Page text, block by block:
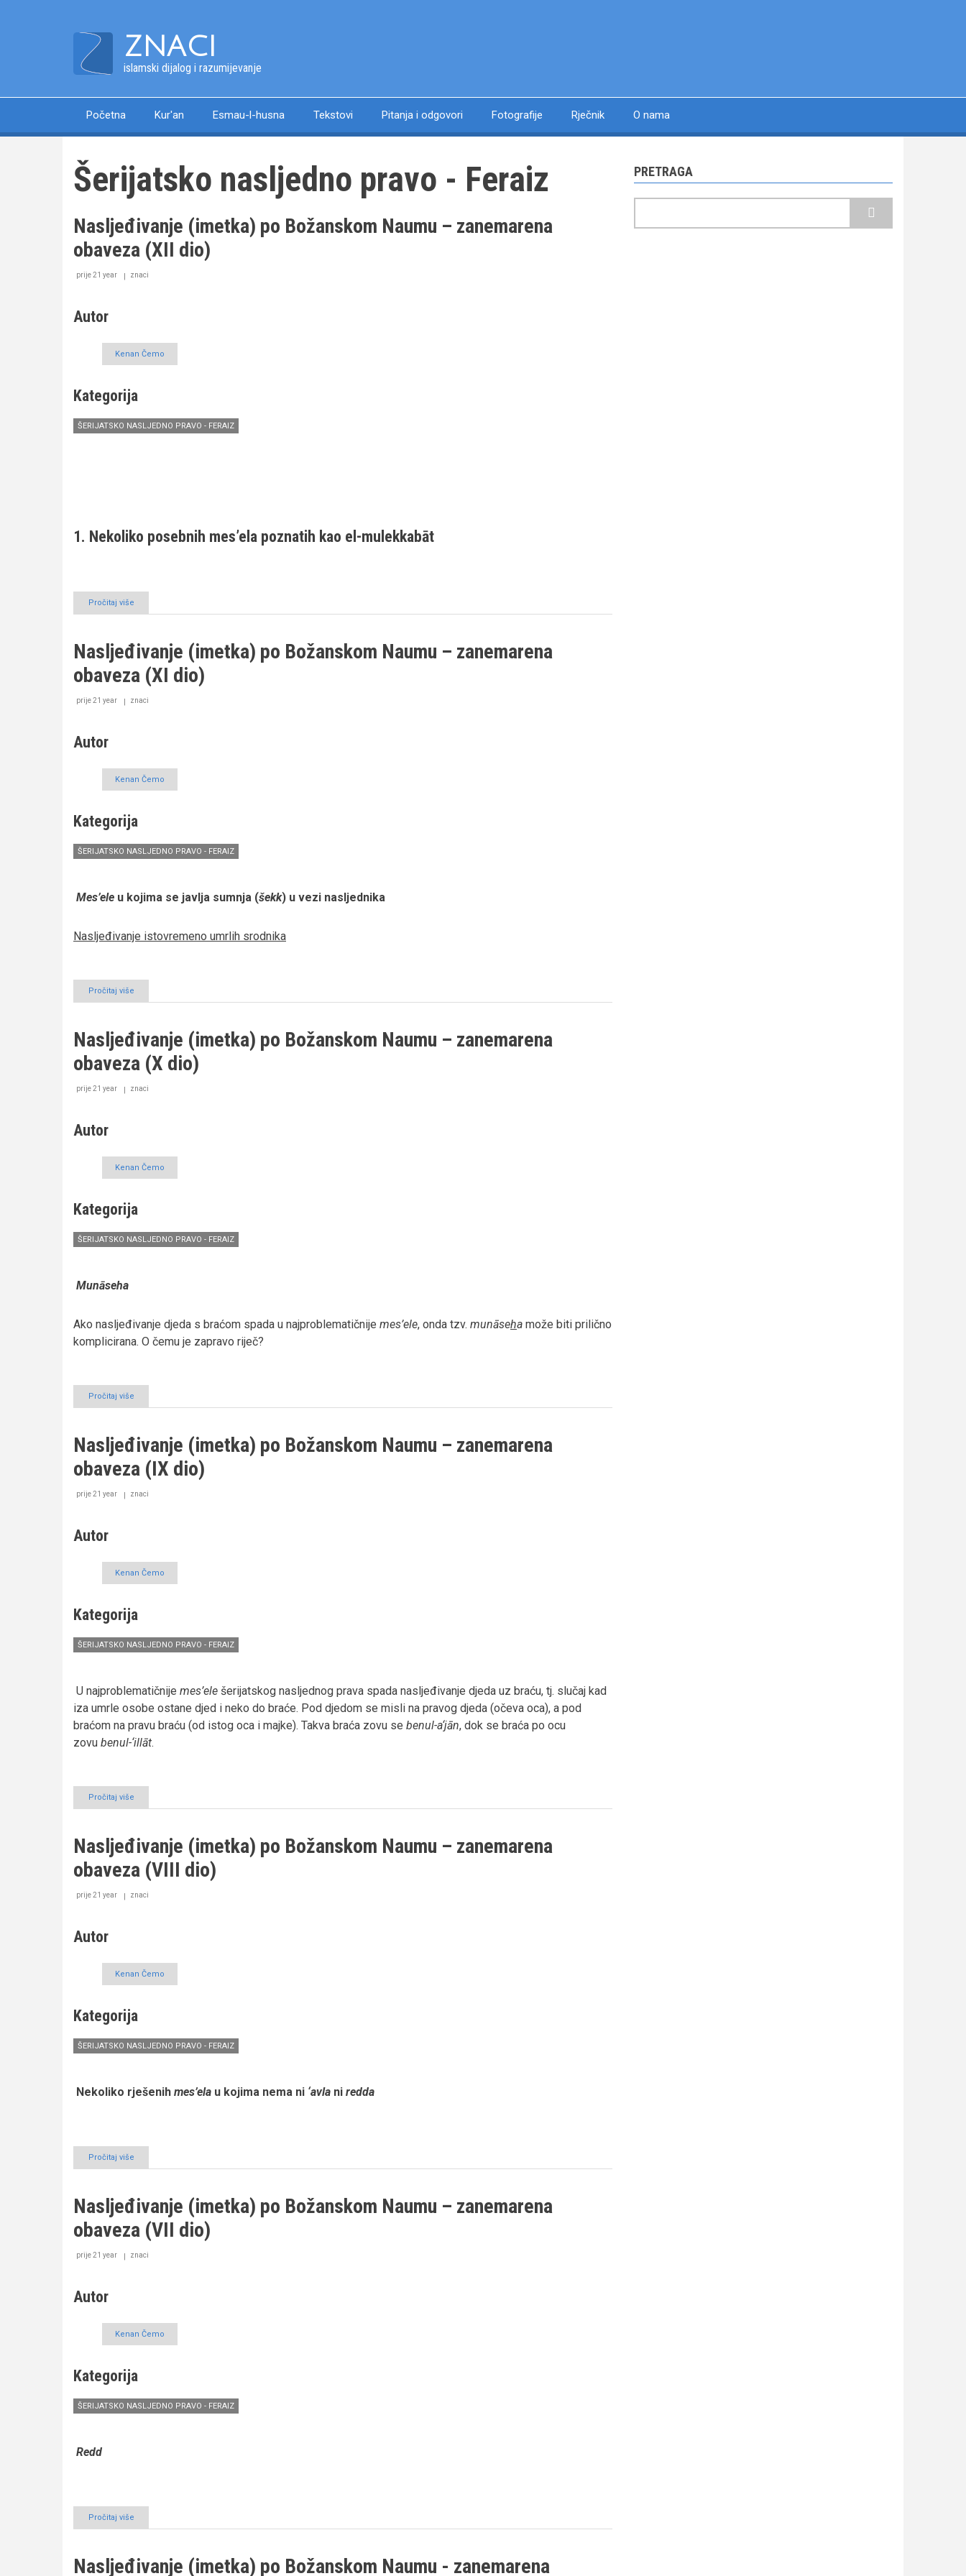
ZNACI
islamski dijalog i razumijevanje
Main
Početna Kur'an Esmau-l-husna Tekstovi Pitanja i odgovori Fotografije Rječnik O nama
Šerijatsko nasljedno pravo - Feraiz
Nasljeđivanje (imetka) po Božanskom Naumu – zanemarena
obaveza (XII dio)
prije 21 year znaci
Autor
Kenan Čemo
Kategorija
ŠERIJATSKO NASLJEDNO PRAVO - FERAIZ
1. Nekoliko posebnih mes’ela poznatih kao el-mulekkabāt
Pročitaj više
Nasljeđivanje
Božanskom
–
zanemarena
obaveza
Nasljeđivanje (imetka) po Božanskom Naumu – zanemarena
obaveza (XI dio)
prije 21 year znaci
Autor
Kenan Čemo
Kategorija
ŠERIJATSKO NASLJEDNO PRAVO - FERAIZ
Mes’ele u kojima se javlja sumnja (šekk) u vezi nasljednika
Nasljeđivanje istovremeno umrlih srodnika
Pročitaj više
Nasljeđivanje
Božanskom
–
zanemarena
obaveza
Nasljeđivanje (imetka) po Božanskom Naumu – zanemarena
obaveza (X dio)
prije 21 year znaci
Autor
Kenan Čemo
Kategorija
ŠERIJATSKO NASLJEDNO PRAVO - FERAIZ
Munāseha
Ako nasljeđivanje djeda s braćom spada u najproblematičnije mes’ele, onda tzv. munāseha može biti prilično
komplicirana. O čemu je zapravo riječ?
Pročitaj više
Nasljeđivanje
Božanskom
–
zanemarena
obaveza
Nasljeđivanje (imetka) po Božanskom Naumu – zanemarena
obaveza (IX dio)
prije 21 year znaci
Autor
Kenan Čemo
Kategorija
ŠERIJATSKO NASLJEDNO PRAVO - FERAIZ
U najproblematičnije mes’ele šerijatskog nasljednog prava spada nasljeđivanje djeda uz braću, tj. slučaj kad
iza umrle osobe ostane djed i neko do braće. Pod djedom se misli na pravog djeda (očeva oca), a pod
braćom na pravu braću (od istog oca i majke). Takva braća zovu se benul-a‘jān, dok se braća po ocu
zovu benul-‘illāt.
Pročitaj više
Nasljeđivanje
Božanskom
–
zanemarena
obaveza
Nasljeđivanje (imetka) po Božanskom Naumu – zanemarena
obaveza (VIII dio)
prije 21 year znaci
Autor
Kenan Čemo
Kategorija
ŠERIJATSKO NASLJEDNO PRAVO - FERAIZ
Nekoliko rješenih mes’ela u kojima nema ni ‘avla ni redda
Pročitaj više
Nasljeđivanje
Božanskom
–
zanemarena
obaveza
Nasljeđivanje (imetka) po Božanskom Naumu – zanemarena
obaveza (VII dio)
prije 21 year znaci
Autor
Kenan Čemo
Kategorija
ŠERIJATSKO NASLJEDNO PRAVO - FERAIZ
Redd
Pročitaj više
Nasljeđivanje
Božanskom
Nasljeđivanje (imetka) po Božanskom Naumu - zanemarena
PRETRAGA